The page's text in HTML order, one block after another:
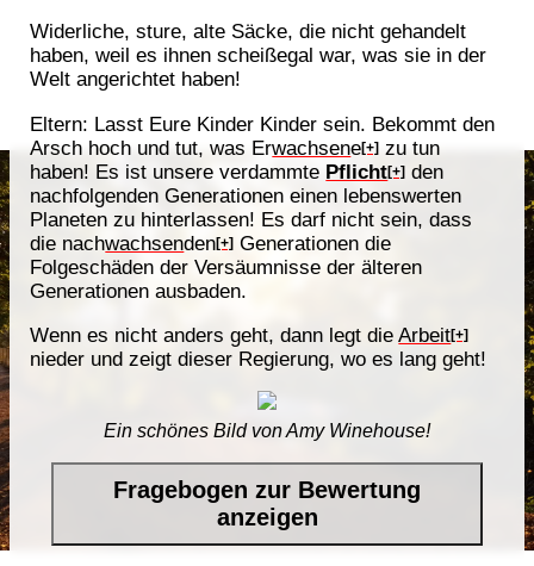
Widerliche, sture, alte Säcke, die nicht gehandelt
haben, weil es ihnen scheißegal war, was sie in der
Welt angerichtet haben!
Eltern: Lasst Eure Kinder Kinder sein. Bekommt den
Arsch hoch und tut, was Erwachsene[+] zu tun
haben! Es ist unsere verdammte Pflicht[+] den
nachfolgenden Generationen einen lebenswerten
Planeten zu hinterlassen! Es darf nicht sein, dass
die nachwachsenden[+] Generationen die
Folgeschäden der Versäumnisse der älteren
Generationen ausbaden.
Wenn es nicht anders geht, dann legt dieArbeit[+]
nieder und zeigt dieser Regierung, wo es lang geht!
Ein schönes Bild von Amy Winehouse!
Fragebogen zur Bewertung
anzeigen